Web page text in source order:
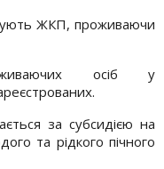
ЖКП, проживаючи
осіб у
за субсидією на
та рідкого пічного